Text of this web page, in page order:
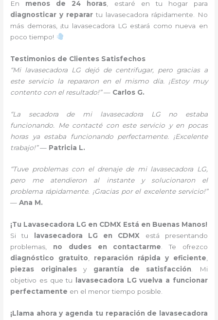
En menos de 24 horas , estaré en tu hogar para
diagnosticar y reparar tu lavasecadora rápidamente. No
más demoras, ¡tu lavasecadora LG estará como nueva en
poco tiempo!
Testimonios de Clientes Satisfechos
“Mi lavasecadora LG dejó de centrifugar, pero gracias a
este servicio la repararon en el mismo día. ¡Estoy muy
contento con el resultado!”— Carlos G.
“La secadora de mi lavasecadora LG no estaba
funcionando. Me contacté con este servicio y en pocas
horas ya estaba funcionando perfectamente. ¡Excelente
trabajo!”— Patricia L.
“Tuve problemas con el drenaje de mi lavasecadora LG,
pero me atendieron al instante y solucionaron el
problema rápidamente. ¡Gracias por el excelente servicio!”
—Ana M.
¡Tu Lavasecadora LG en CDMX Está en Buenas Manos!
Si tu
lavasecadora LG en CDMX está presentando
problemas, no dudes en contactarme. Te ofrezco
diagnóstico gratuito, reparación rápida y eficiente,
piezas originalesy garantía de satisfacción. Mi
objetivo es que tu
lavasecadora LG vuelva a funcionar
perfectamente en el menor tiempo posible.
¡Llama ahora y agenda tu reparación de lavasecadora